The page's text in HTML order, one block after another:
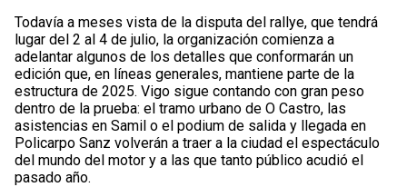
Todavía a meses vista de la disputa del rallye, que tendrá
lugar del 2 al 4 de julio, la organización comienza a
adelantar algunos de los detalles que conformarán un
edición que, en líneas generales, mantiene parte de la
estructura de 2025. Vigo sigue contando con gran peso
dentro de la prueba: el tramo urbano de O Castro, las
asistencias en Samil o el podium de salida y llegada en
Policarpo Sanz volverán a traer a la ciudad el espectáculo
del mundo del motor y a las que tanto público acudió el
pasado año.